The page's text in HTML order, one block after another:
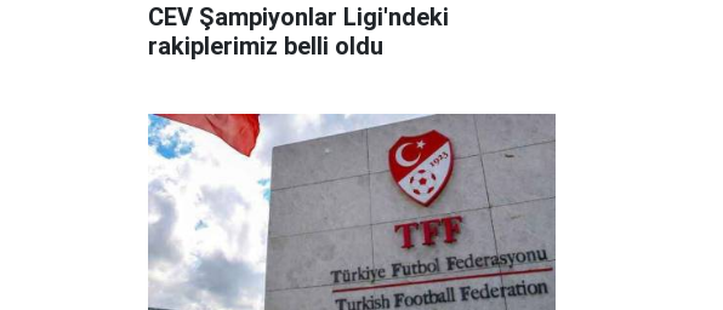
CEV Şampiyonlar Ligi'ndeki
rakiplerimiz belli oldu